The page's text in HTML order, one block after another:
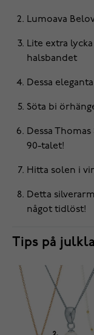
Lumoava
Lite extra
halsbandet
Dessa eleganta
Söta bi
Dessa Thomas
90-talet!
Hitta solen i
Detta
något tidlöst!
Tips på